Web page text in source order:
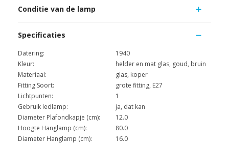
Conditie van de lamp
Specificaties
Datering:
1940
Kleur:
helder en mat glas, goud, bruin
Materiaal:
glas, koper
Fitting Soort:
grote fitting, E27
Lichtpunten:
1
Gebruik ledlamp:
ja, dat kan
Diameter Plafondkapje (cm):
12.0
Hoogte Hanglamp (cm):
80.0
Diameter Hanglamp (cm):
16.0